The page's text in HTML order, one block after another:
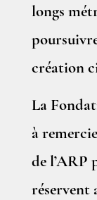
longs
création
La
à
de l’ARP
réservent